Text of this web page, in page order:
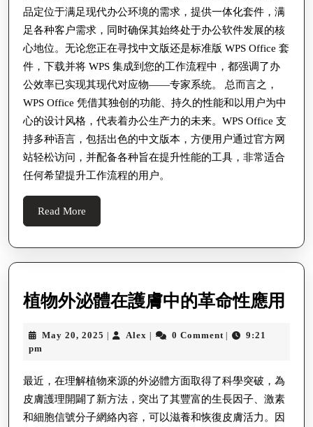
品定位于满足现代办公环境的需求，提供一体化套件，满
足各种客户需求，同时确保其始终处于办公软件发展的核
心地位。无论您正在寻找中文版还是标准版 WPS Office 套
件，下载并将 WPS 集成到您的工作流程中，都强调了办
公效率已实现其现代对应物——专家系统。 总而言之，
WPS Office 凭借其独创的功能、持久的性能和以用户为中
心的设计风格，代表着办公生产力的未来。WPS Office 支
持多种语言，包括出色的中文版本，方便用户通过官方网
站轻松访问，并配备各种旨在提升性能的工具，非常适合
任何希望提升工作流程的用户。
Read More
More
植物外泌體在護膚中的革命性應用
在
May 20, 2025 May
| Alex Alex
| 0 Comment |
9:21
pm
最近，在理解植物來源的外泌體方面取得了科學突破，為
皮膚護理開闢了新方法，突出了其豐富的生長因子、激素
和細胞信號分子網絡內容，可以滋養和恢復皮膚活力。因